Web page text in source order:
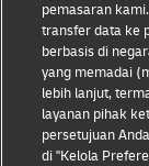
Pengiriman
pemasaran
transfer data ke
berbasis di
yang memadai
lebih lanjut,
layanan pihak
persetujuan
di "Kelola